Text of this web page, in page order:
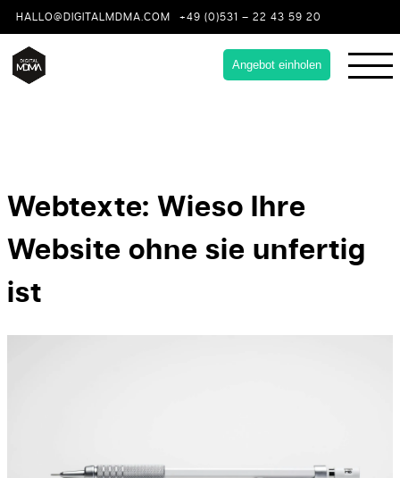
HALLO@DIGITALMDMA.COM +49 (0)531 – 22 43 59 20
Angebot einholen
Webtexte: Wieso Ihre
Website ohne sie unfertig
ist